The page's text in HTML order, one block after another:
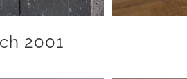
2001